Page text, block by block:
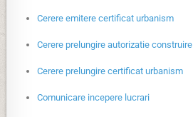
Cerere emitere certificat urbanism
Cerere prelungire autorizatie construire
Cerere prelungire certificat urbanism
Comunicare incepere lucrari